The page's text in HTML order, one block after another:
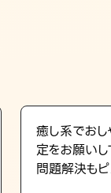
癒し系でおし
定をお願い
問題解決もピ